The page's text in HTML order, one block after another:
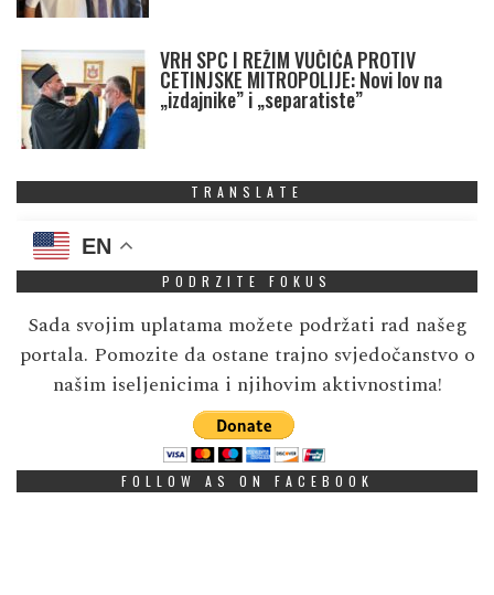
VRH SPC I REŽIM VUČIĆA PROTIV
CETINJSKE MITROPOLIJE: Novi lov na
„izdajnike” i „separatiste”
TRANSLATE
EN
PODRZITE FOKUS
Sada svojim uplatama možete podržati rad našeg
portala. Pomozite da ostane trajno svjedočanstvo o
našim iseljenicima i njihovim aktivnostima!
FOLLOW AS ON FACEBOOK